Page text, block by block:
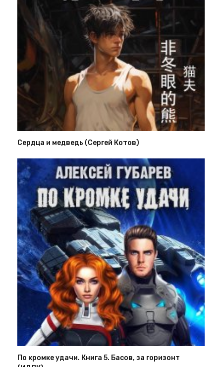
Сердца и медведь (Сергей Котов)
По кромке удачи. Книга 5. Басов, за горизонт